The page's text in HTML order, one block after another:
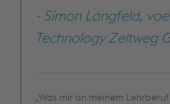
- Simon Langfeld,
Technology Zeltweg
„Was mir an meinem